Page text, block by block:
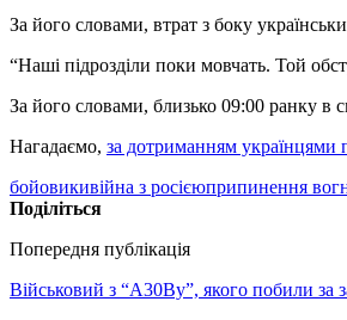
За його словами, втрат з боку
“Наші підрозділи поки мовчать. Той
За його словами, близько 09:00 ранку в
Нагадаємо, за дотриманням українцями
бойовикивійна з росієюприпинення
Поділіться
Попередня публікація
Військовий з “А30Ву”, якого побили